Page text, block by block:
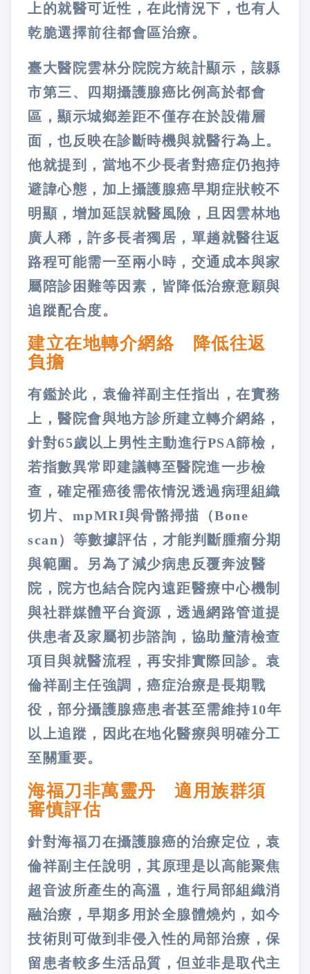
上的就醫可近性，在此情況下，也有人
乾脆選擇前往都會區治療。
臺大醫院雲林分院院方統計顯示，該縣
市第三、四期攝護腺癌比例高於都會
區，顯示城鄉差距不僅存在於設備層
面，也反映在診斷時機與就醫行為上。
他就提到，當地不少長者對癌症仍抱持
避諱心態，加上攝護腺癌早期症狀較不
明顯，增加延誤就醫風險，且因雲林地
廣人稀，許多長者獨居，單趟就醫往返
路程可能需一至兩小時，交通成本與家
屬陪診困難等因素，皆降低治療意願與
追蹤配合度。
建立在地轉介網絡 降低往返
負擔
有鑑於此，袁倫祥副主任指出，在實務
上，醫院會與地方診所建立轉介網絡，
針對65歲以上男性主動進行PSA篩檢，
若指數異常即建議轉至醫院進一步檢
查，確定罹癌後需依情況透過病理組織
切片、mpMRI與骨骼掃描（Bone
scan）等數據評估，才能判斷腫瘤分期
與範圍。另為了減少病患反覆奔波醫
院，院方也結合院內遠距醫療中心機制
與社群媒體平台資源，透過網路管道提
供患者及家屬初步諮詢，協助釐清檢查
項目與就醫流程，再安排實際回診。袁
倫祥副主任強調，癌症治療是長期戰
役，部分攝護腺癌患者甚至需維持10年
以上追蹤，因此在地化醫療與明確分工
至關重要。
海福刀非萬靈丹 適用族群須
審慎評估
針對海福刀在攝護腺癌的治療定位，袁
倫祥副主任說明，其原理是以高能聚焦
超音波所產生的高溫，進行局部組織消
融治療，早期多用於全腺體燒灼，如今
技術則可做到非侵入性的局部治療，保
留患者較多生活品質，但並非是取代主